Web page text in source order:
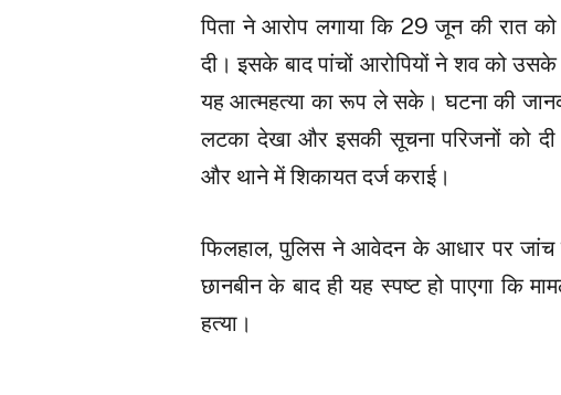
पिता ने आरोप लगाया कि 29 जून की रात
दी। इसके बाद पांचों आरोपियों ने शव को
यह आत्महत्या का रूप ले सके। घटना की
लटका देखा और इसकी सूचना परिजनों को
और थाने में शिकायत दर्ज कराई।
फिलहाल, पुलिस ने आवेदन के आधार पर जांच
छानबीन के बाद ही यह स्पष्ट हो पाएगा कि
हत्या।